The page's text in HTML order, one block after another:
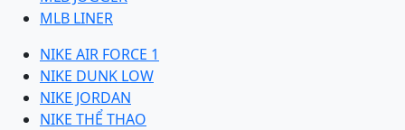
MLB LINER
NIKE AIR FORCE 1
NIKE DUNK LOW
NIKE JORDAN
NIKE THỂ THAO